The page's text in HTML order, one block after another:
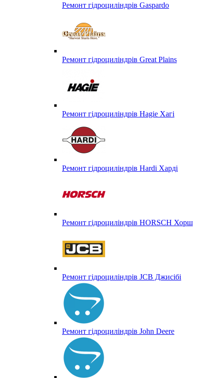
Ремонт гідроциліндрів Gaspardo
Ремонт гідроциліндрів Great Plains
Ремонт гідроциліндрів Hagie Хагі
Ремонт гідроциліндрів Hardi Харді
Ремонт гідроциліндрів HORSCH Хорш
Ремонт гідроциліндрів JCB Джисібі
Ремонт гідроциліндрів John Deere